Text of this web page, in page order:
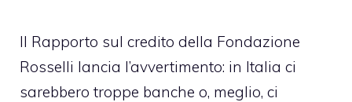
Il Rapporto sul credito della Fondazione
Rosselli lancia l’avvertimento: in Italia ci
sarebbero troppe banche o, meglio, ci